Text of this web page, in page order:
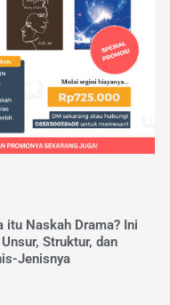
itu Naskah Drama? Ini
Struktur, dan
Jenisnya